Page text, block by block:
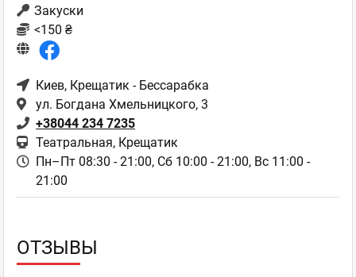
Закуски
<150 ₴
Киев, Крещатик - Бессарабка
ул. Богдана Хмельницкого, 3
+38044 234 7235
Театральная, Крещатик
Пн–Пт 08:30 - 21:00, Сб 10:00 - 21:00, Вс 11:00 -
21:00
ОТЗЫВЫ